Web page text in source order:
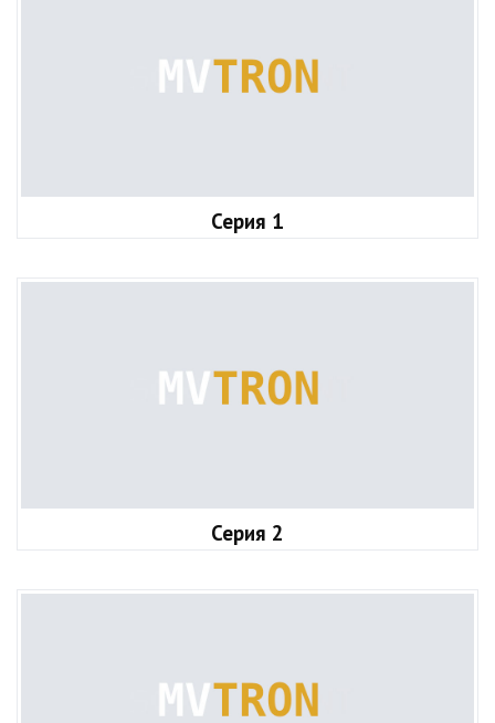
Серия 1
Серия 2